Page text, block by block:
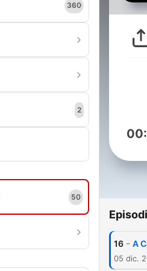
360
2
50
16 - A
05 dic.